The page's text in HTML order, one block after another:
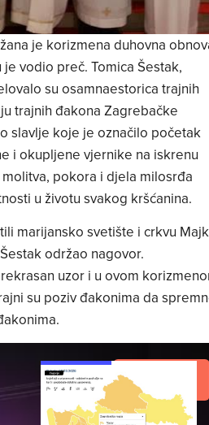
je korizmena duhovna
vodio preč. Tomica Šestak,
su osamnaestorica trajnih
trajnih đakona Zagrebačke
slavlje koje je označilo početak
i okupljene vjernike na iskrenu
pokora i djela milosrđa
u životu svakog kršćanina.
marijansko svetište i crkvu
održao nagovor.
uzor i u ovom
su poziv đakonima da
Read Article